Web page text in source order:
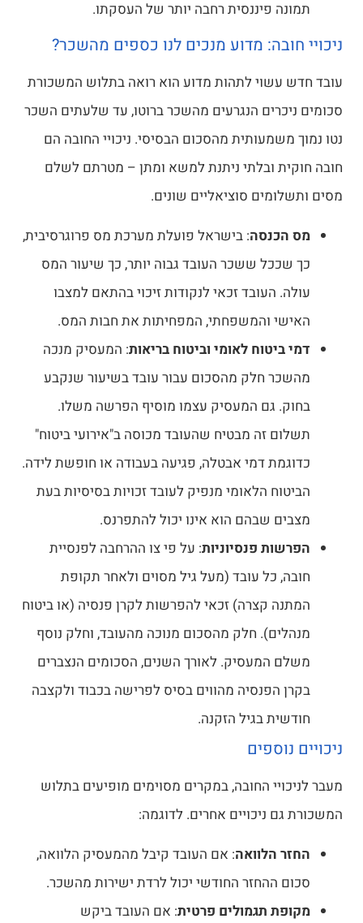
תמונה פיננסית רחבה יותר של העסקתו.
ניכויי חובה: מדוע מנכים לנו כספים מהשכר?
עובד חדש עשוי לתהות מדוע הוא רואה בתלוש המשכורת
סכומים ניכרים הנגרעים מהשכר ברוטו, עד שלעתים השכר
נטו נמוך משמעותית מהסכום הבסיסי. ניכויי החובה הם
חובה חוקית ובלתי ניתנת למשא ומתן – מטרתם לשלם
מסים ותשלומים סוציאליים שונים.
מס הכנסה: בישראל פועלת מערכת מס פרוגרסיבית,
כך שככל ששכר העובד גבוה יותר, כך שיעור המס
עולה. העובד זכאי לנקודות זיכוי בהתאם למצבו
האישי והמשפחתי, המפחיתות את חבות המס.
דמי ביטוח לאומי וביטוח בריאות: המעסיק מנכה
מהשכר חלק מהסכום עבור עובד בשיעור שנקבע
בחוק. גם המעסיק עצמו מוסיף הפרשה משלו.
תשלום זה מבטיח שהעובד מכוסה ב"אירועי ביטוח"
כדוגמת דמי אבטלה, פגיעה בעבודה או חופשת לידה.
הביטוח הלאומי מנפיק לעובד זכויות בסיסיות בעת
מצבים שבהם הוא אינו יכול להתפרנס.
הפרשות פנסיוניות: על פי צו ההרחבה לפנסיית
חובה, כל עובד (מעל גיל מסוים ולאחר תקופת
המתנה קצרה) זכאי להפרשות לקרן פנסיה (או ביטוח
מנהלים). חלק מהסכום מנוכה מהעובד, וחלק נוסף
משלם המעסיק. לאורך השנים, הסכומים הנצברים
בקרן הפנסיה מהווים בסיס לפרישה בכבוד ולקצבה
חודשית בגיל הזקנה.
ניכויים נוספים
מעבר לניכויי החובה, במקרים מסוימים מופיעים בתלוש
המשכורת גם ניכויים אחרים. לדוגמה:
החזר הלוואה: אם העובד קיבל מהמעסיק הלוואה,
סכום ההחזר החודשי יכול לרדת ישירות מהשכר.
מקופת תגמולים פרטית: אם העובד ביקש